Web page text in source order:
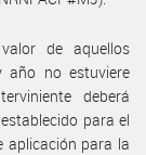
de aquellos
año no estuviere
deberá
para el
aplicación para la